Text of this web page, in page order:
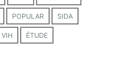
POPULAR SIDA
VIH ÉTUDE